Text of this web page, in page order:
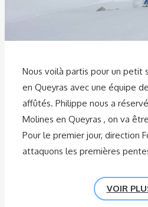
Nous voilà partis pour un petit
en Queyras avec une équipe
affûtés. Philippe nous a
Molines en Queyras , on va
Pour le premier jour, direction
attaquons les premières
VOIR